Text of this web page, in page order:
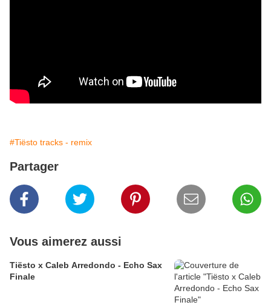
#Tiësto tracks - remix
Partager
Vous aimerez aussi
Tiësto x Caleb Arredondo - Echo Sax
Finale